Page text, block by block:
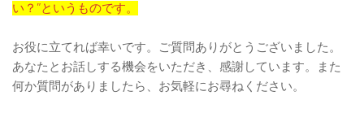
い？”というものです。
お役に立てれば幸いです。ご質問ありがとうございました。
あなたとお話しする機会をいただき、感謝しています。また
何か質問がありましたら、お気軽にお尋ねください。